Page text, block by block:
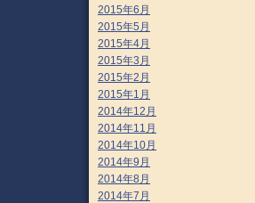
2015年6月
2015年5月
2015年4月
2015年3月
2015年2月
2015年1月
2014年12月
2014年11月
2014年10月
2014年9月
2014年8月
2014年7月